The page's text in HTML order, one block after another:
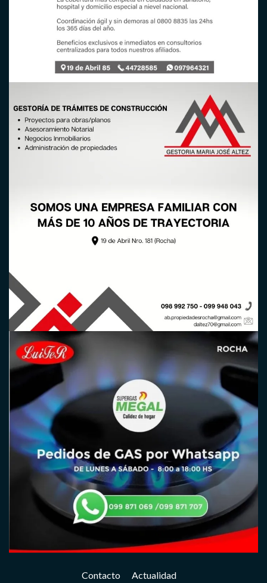
Contacto Actualidad